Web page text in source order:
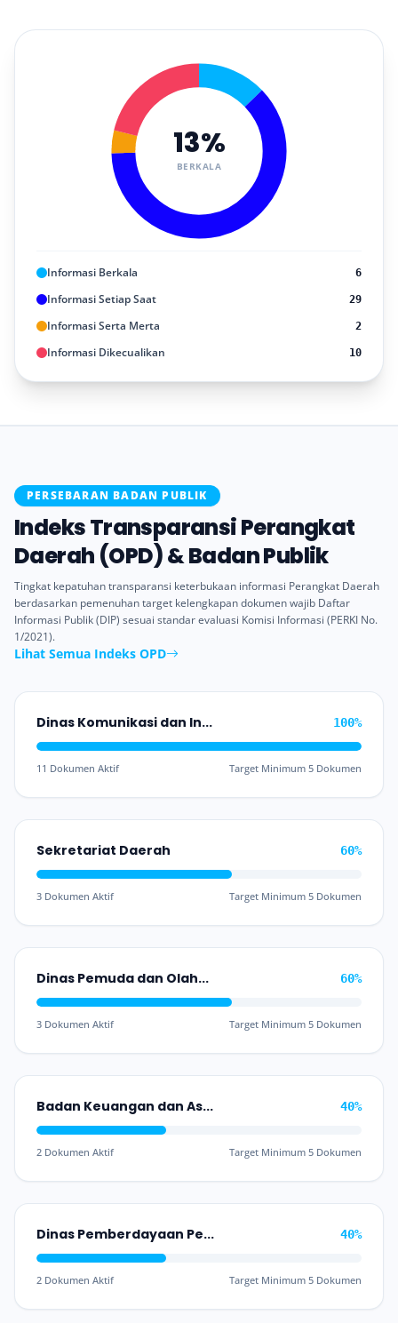
13%
BERKALA
Informasi Berkala 6
Informasi Setiap Saat 29
Informasi Serta Merta 2
Informasi Dikecualikan 10
PERSEBARAN BADAN PUBLIK
Indeks Transparansi Perangkat
Daerah (OPD) & Badan Publik
Tingkat kepatuhan transparansi keterbukaan informasi Perangkat Daerah
berdasarkan pemenuhan target kelengkapan dokumen wajib Daftar
Informasi Publik (DIP) sesuai standar evaluasi Komisi Informasi (PERKI No.
1/2021).
Lihat Semua Indeks OPD
Dinas Komunikasi dan Informatika 100%
11 Dokumen Aktif Target Minimum 5 Dokumen
Sekretariat Daerah 60%
3 Dokumen Aktif Target Minimum 5 Dokumen
Dinas Pemuda dan Olahraga 60%
3 Dokumen Aktif Target Minimum 5 Dokumen
Badan Keuangan dan Aset Daerah 40%
2 Dokumen Aktif Target Minimum 5 Dokumen
Dinas Pemberdayaan Perempuan, Perlindungan Anak dan Keluarga Berencana 40%
2 Dokumen Aktif Target Minimum 5 Dokumen